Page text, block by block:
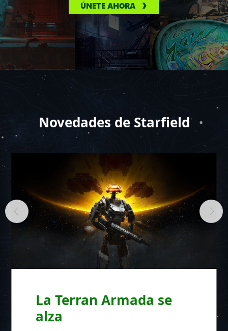
ÚNETE AHORA
Novedades de Starfield
La Terran Armada se
alza